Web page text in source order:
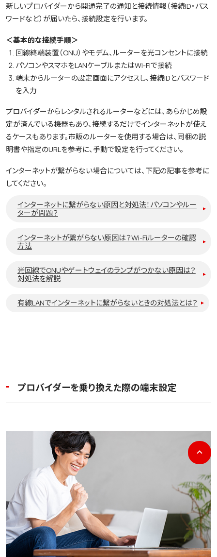
新しいプロバイダーから開通完了の通知と接続情報（接続ID・パス
ワードなど）が届いたら、接続設定を行います。
＜基本的な接続手順＞
回線終端装置（ONU）やモデム、ルーターを光コンセントに接続
パソコンやスマホをLANケーブルまたはWi-Fiで接続
端末からルーターの設定画面にアクセスし、接続IDとパスワード
を入力
プロバイダーからレンタルされるルーターなどには、あらかじめ設
定が済んでいる機器もあり、接続するだけでインターネットが使え
るケースもあります。市販のルーターを使用する場合は、同梱の説
明書や指定のURLを参考に、手動で設定を行ってください。
インターネットが繋がらない場合については、下記の記事を参考に
してください。
インターネットに繋がらない原因と対処法！パソコンやルー
ターが問題？
インターネットが繋がらない原因は？Wi-Fiルーターの確認
方法
光回線でONUやゲートウェイのランプがつかない原因は？
対処法を解説
有線LANでインターネットに繋がらないときの対処法とは？
プロバイダーを乗り換えた際の端末設定